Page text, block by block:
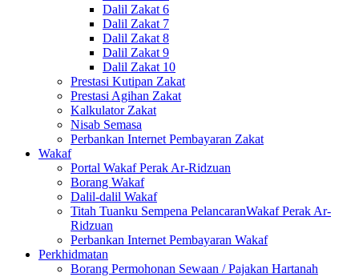
Dalil Zakat 6
Dalil Zakat 7
Dalil Zakat 8
Dalil Zakat 9
Dalil Zakat 10
Prestasi Kutipan Zakat
Prestasi Agihan Zakat
Kalkulator Zakat
Nisab Semasa
Perbankan Internet Pembayaran Zakat
Wakaf
Portal Wakaf Perak Ar-Ridzuan
Borang Wakaf
Dalil-dalil Wakaf
Titah Tuanku Sempena PelancaranWakaf Perak Ar-
Ridzuan
Perbankan Internet Pembayaran Wakaf
Perkhidmatan
Borang Permohonan Sewaan / Pajakan Hartanah